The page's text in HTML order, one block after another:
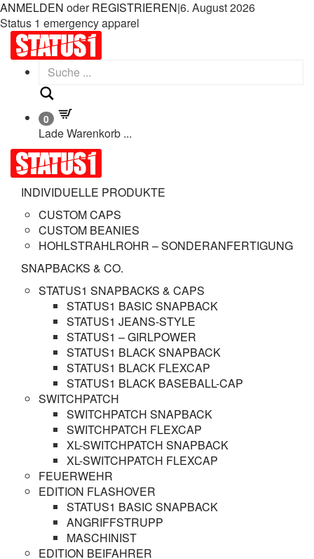
ANMELDEN oderREGISTRIEREN|6. August 2026
Status 1 emergency apparel
0
Lade Warenkorb ...
INDIVIDUELLE PRODUKTE
CUSTOM CAPS
CUSTOM BEANIES
HOHLSTRAHLROHR – SONDERANFERTIGUNG
SNAPBACKS & CO.
STATUS1 SNAPBACKS & CAPS
STATUS1 BASIC SNAPBACK
STATUS1 JEANS-STYLE
STATUS1 – GIRLPOWER
STATUS1 BLACK SNAPBACK
STATUS1 BLACK FLEXCAP
STATUS1 BLACK BASEBALL-CAP
SWITCHPATCH
SWITCHPATCH SNAPBACK
SWITCHPATCH FLEXCAP
XL-SWITCHPATCH SNAPBACK
XL-SWITCHPATCH FLEXCAP
FEUERWEHR
EDITION FLASHOVER
STATUS1 BASIC SNAPBACK
ANGRIFFSTRUPP
MASCHINIST
EDITION BEIFAHRER